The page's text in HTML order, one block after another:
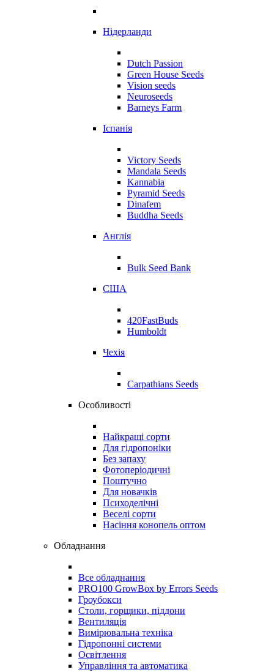
Нідерланди
Dutch Passion
Green House Seeds
Vision seeds
Neuroseeds
Barneys Farm
Іспанія
Victory Seeds
Mandala Seeds
Kannabia
Pyramid Seeds
Dinafem
Buddha Seeds
Англія
Bulk Seed Bank
США
420FastBuds
Humboldt
Чехія
Carpathians Seeds
Особливості
Найкращі сорти
Для гідропоніки
Без запаху
Фотоперіодичні
Поштучно
Для новачків
Психоделічні
Веселі сорти
Насіння конопель оптом
Обладнання
Все обладнання
PRO100 GrowBox by Errors Seeds
Гроубокси
Столи, горщики, піддони
Вентиляція
Вимірювальна техніка
Гідропонні системи
Освітлення
Управління та автоматика